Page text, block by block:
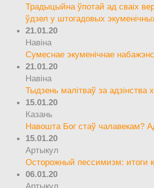
Традыцыйна ўпотай ад сваіх
ўдзел у штогадовых
21.01.20
Навіна
Сумеснае экуменічнае
21.01.20
Навіна
Тыдзень малітваў за адзінства
15.01.20
Казань
Навошта Бог стаў чалавекам?
15.01.20
Артыкул
Осторожный пессимизм: итоги
06.01.20
Артыкул